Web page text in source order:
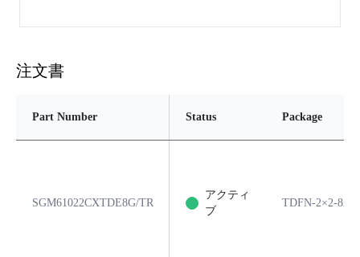
注文書
Part Number Status Package
SGM61022CXTDE8G/TR
アクティ
ブ
TDFN-2×2-8AL